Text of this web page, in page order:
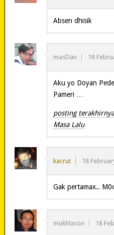
Absen dhisik
masDan 18
Aku yo Doyan
Pameri …
posting
Masa Lalu
kacrut 18
Gak pertamax..
mukhlason 18